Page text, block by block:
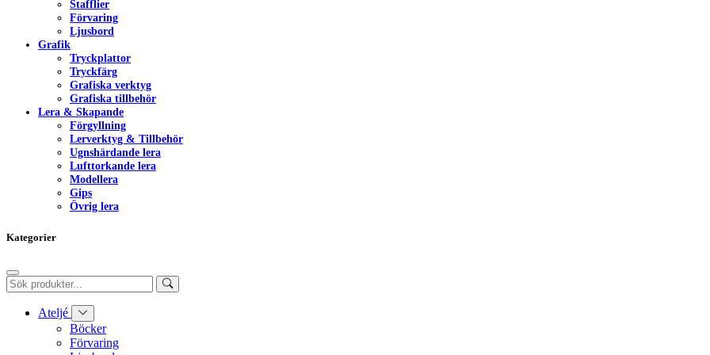
Stafflier
Förvaring
Ljusbord
Grafik
Tryckplattor
Tryckfärg
Grafiska verktyg
Grafiska tillbehör
Lera & Skapande
Förgyllning
Lerverktyg & Tillbehör
Ugnshärdande lera
Lufttorkande lera
Modellera
Gips
Övrig lera
Kategorier
Ateljé
Böcker
Förvaring